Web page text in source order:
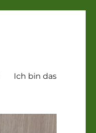
Ich bin das